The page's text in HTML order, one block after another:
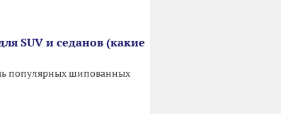
SUV и седанов (какие
популярных шипованных